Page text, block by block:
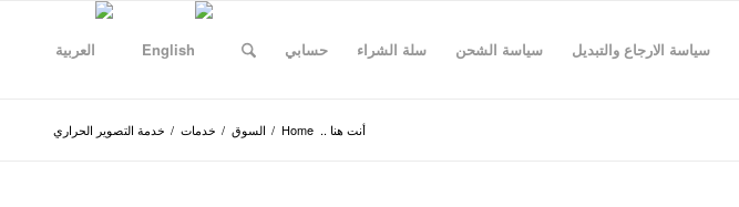
سياسة الارجاع والتبديل سياسة الشحن سلة الشراء حسابي
أنت هنا .. Home
/ السوق / خدمات / خدمة التصوير الحراري